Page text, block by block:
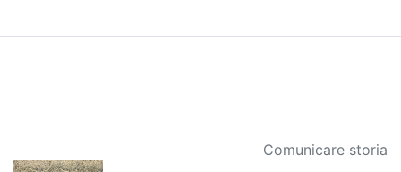
Comunicare storia